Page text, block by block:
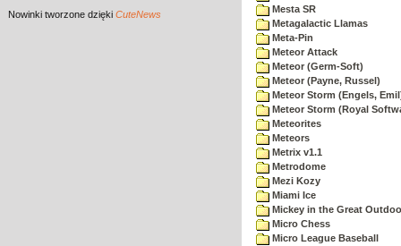
Nowinki tworzone dzięki CuteNews
Mesta SR
Metagalactic Llamas
Meta-Pin
Meteor Attack
Meteor (Germ-Soft)
Meteor (Payne, Russel)
Meteor Storm (Engels,
Meteor Storm (Royal
Meteorites
Meteors
Metrix v1.1
Metrodome
Mezi Kozy
Miami Ice
Mickey in the Great
Micro Chess
Micro League Baseball